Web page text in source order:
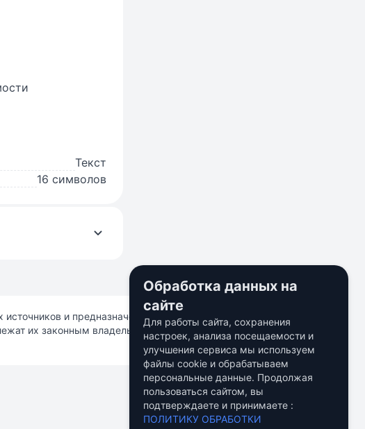
Текст
16 символов
и предназначены исключительно для информационных
их законным владельцам. Использование на сайте не
Обработка данных на
сайте
Для работы сайта, сохранения
настроек, анализа посещаемости и
улучшения сервиса мы используем
файлы cookie и обрабатываем
персональные данные. Продолжая
пользоваться сайтом, вы
подтверждаете и принимаете :
ПОЛИТИКУ ОБРАБОТКИ